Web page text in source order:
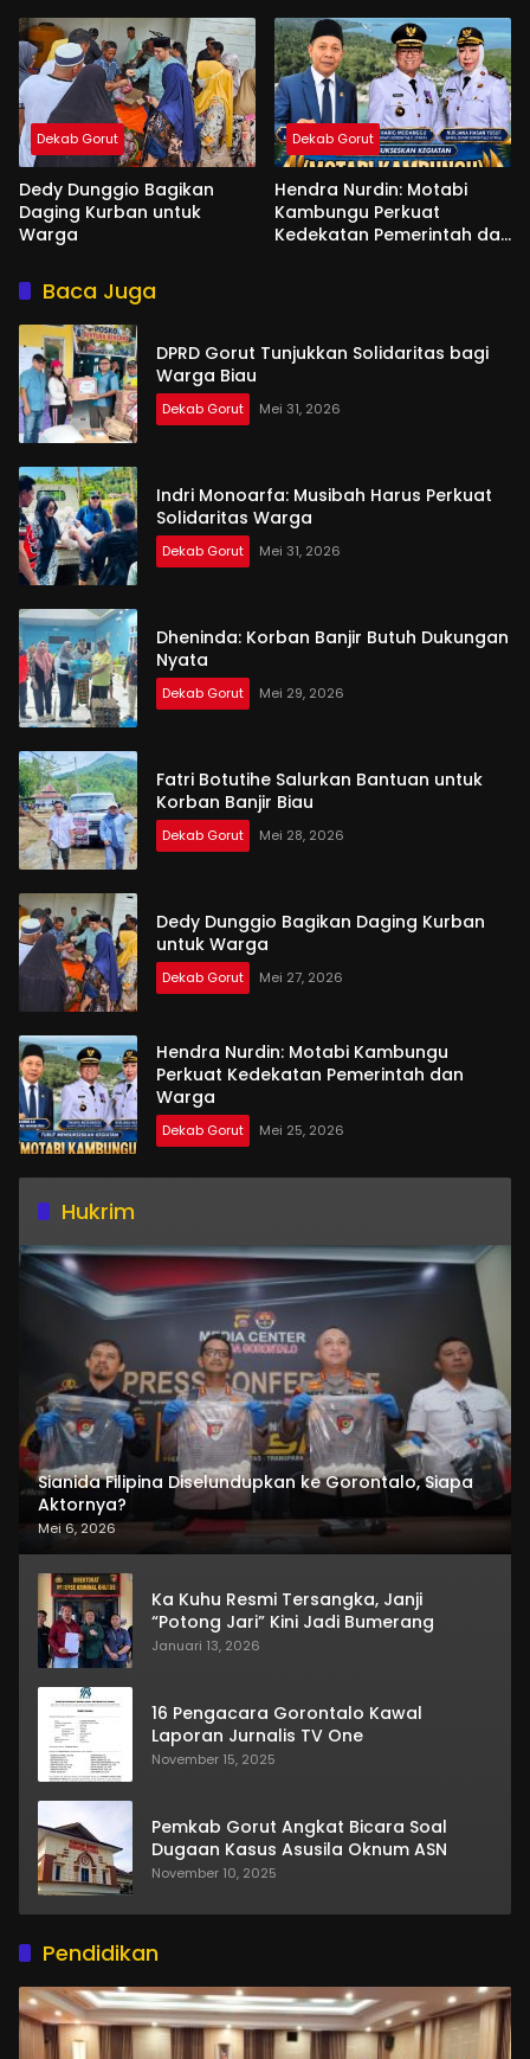
Dekab Gorut
Dedy Dunggio Bagikan
Daging Kurban untuk
Warga
Dekab Gorut
Hendra Nurdin: Motabi
Kambungu Perkuat
Kedekatan Pemerintah dan
Baca Juga
DPRD Gorut Tunjukkan Solidaritas bagi
Warga Biau
Dekab Gorut Mei 31, 2026
Indri Monoarfa: Musibah Harus Perkuat
Solidaritas Warga
Dekab Gorut Mei 31, 2026
Dheninda: Korban Banjir Butuh Dukungan
Nyata
Dekab Gorut Mei 29, 2026
Fatri Botutihe Salurkan Bantuan untuk
Korban Banjir Biau
Dekab Gorut Mei 28, 2026
Dedy Dunggio Bagikan Daging Kurban
untuk Warga
Dekab Gorut Mei 27, 2026
Hendra Nurdin: Motabi Kambungu
Perkuat Kedekatan Pemerintah dan
Warga
Dekab Gorut Mei 25, 2026
Hukrim
Sianida Filipina Diselundupkan ke Gorontalo, Siapa
Aktornya?
Mei 6, 2026
Ka Kuhu Resmi Tersangka, Janji
“Potong Jari” Kini Jadi Bumerang
Januari 13, 2026
16 Pengacara Gorontalo Kawal
Laporan Jurnalis TV One
November 15, 2025
Pemkab Gorut Angkat Bicara Soal
Dugaan Kasus Asusila Oknum ASN
November 10, 2025
Pendidikan